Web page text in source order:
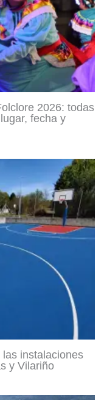
2026: todas
fecha y
instalaciones
y Vilariño